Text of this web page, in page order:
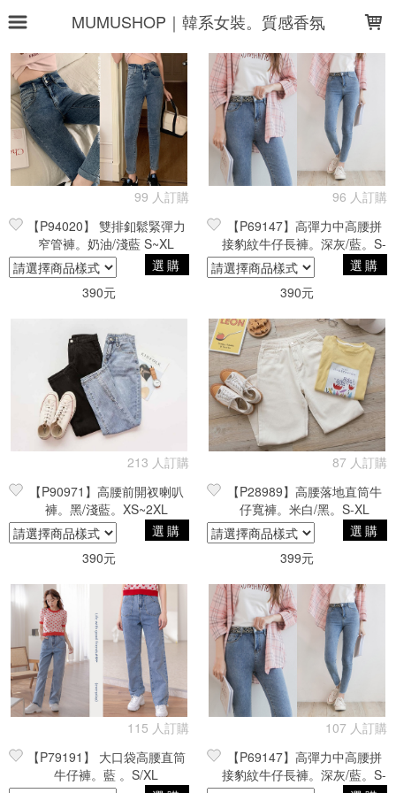
MUMUSHOP｜韓系女裝。質感香氛
上架時間 銷售件數 銷售價格
樣式尺寸篩選
淺藍
黑灰
復古藍 深灰 奶油
奶油白
灰藍
S
XL
29
30
現貨商品
篩選
99 人訂購
【P94020】 雙排釦鬆緊彈力
窄管褲。奶油/淺藍 S~XL
選購
390元
96 人訂購
【P69147】高彈力中高腰拼
接豹紋牛仔長褲。深灰/藍。S-
2XL
選購
390元
213 人訂購
【P90971】高腰前開衩喇叭
褲。黑/淺藍。XS~2XL
選購
390元
87 人訂購
【P28989】高腰落地直筒牛
仔寬褲。米白/黑。S-XL
選購
399元
115 人訂購
【P79191】 大口袋高腰直筒
牛仔褲。藍 。S/XL
107 人訂購
【P69147】高彈力中高腰拼
接豹紋牛仔長褲。深灰/藍。S-